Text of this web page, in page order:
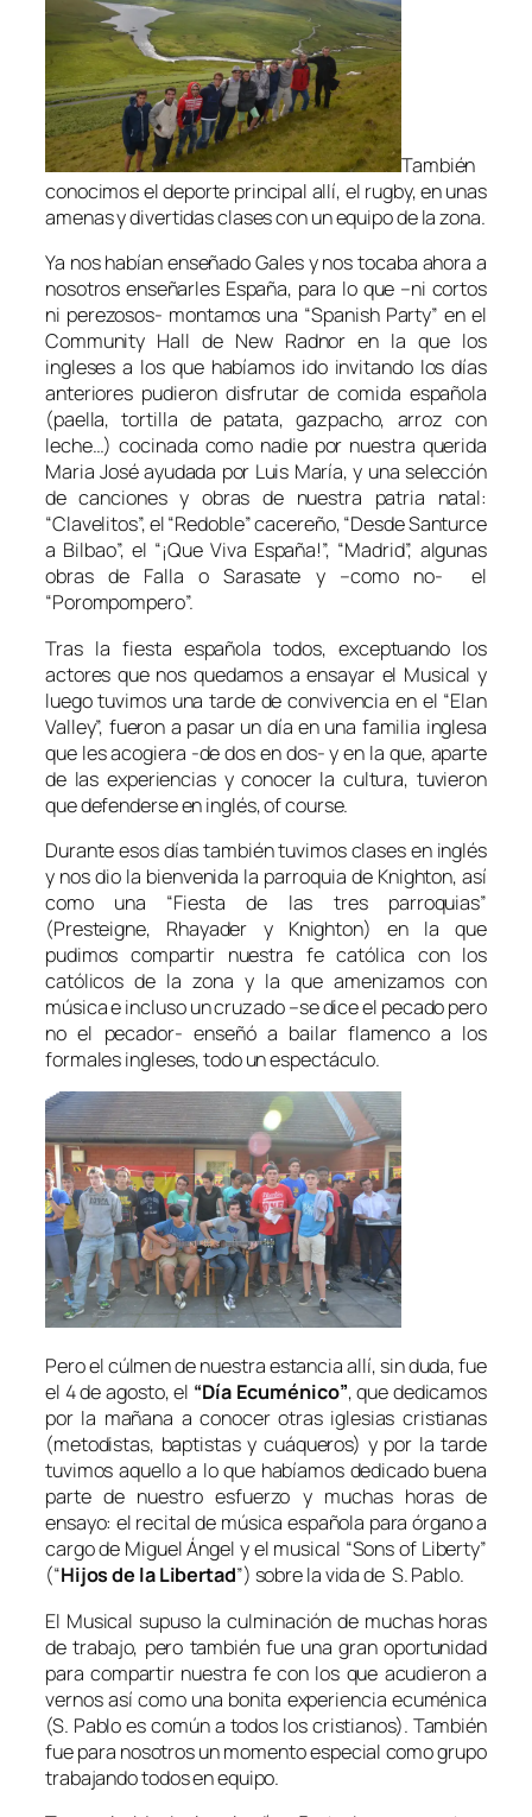
También
conocimos el deporte principal allí, el rugby, en unas
amenas y divertidas clases con un equipo de la zona.
Ya nos habían enseñado Gales y nos tocaba ahora a
nosotros enseñarles España, para lo que –ni cortos
ni perezosos- montamos una “Spanish Party” en el
Community Hall de New Radnor en la que los
ingleses a los que habíamos ido invitando los días
anteriores pudieron disfrutar de comida española
(paella, tortilla de patata, gazpacho, arroz con
leche…) cocinada como nadie por nuestra querida
Maria José ayudada por Luis María, y una selección
de canciones y obras de nuestra patria natal:
“Clavelitos”, el “Redoble” cacereño, “Desde Santurce
a Bilbao”, el “¡Que Viva España!”, “Madrid”, algunas
obras de Falla o Sarasate y –como no- el
“Porompompero”.
Tras la fiesta española todos, exceptuando los
actores que nos quedamos a ensayar el Musical y
luego tuvimos una tarde de convivencia en el “Elan
Valley”, fueron a pasar un día en una familia inglesa
que les acogiera -de dos en dos- y en la que, aparte
de las experiencias y conocer la cultura, tuvieron
que defenderse en inglés, of course.
Durante esos días también tuvimos clases en inglés
y nos dio la bienvenida la parroquia de Knighton, así
como una “Fiesta de las tres parroquias”
(Presteigne, Rhayader y Knighton) en la que
pudimos compartir nuestra fe católica con los
católicos de la zona y la que amenizamos con
música e incluso un cruzado –se dice el pecado pero
no el pecador- enseñó a bailar flamenco a los
formales ingleses, todo un espectáculo.
Pero el cúlmen de nuestra estancia allí, sin duda, fue
el 4 de agosto, el “Día Ecuménico”, que dedicamos
por la mañana a conocer otras iglesias cristianas
(metodistas, baptistas y cuáqueros) y por la tarde
tuvimos aquello a lo que habíamos dedicado buena
parte de nuestro esfuerzo y muchas horas de
ensayo: el recital de música española para órgano a
cargo de Miguel Ángel y el musical “Sons of Liberty”
(“Hijos de la Libertad”) sobre la vida de S. Pablo.
El Musical supuso la culminación de muchas horas
de trabajo, pero también fue una gran oportunidad
para compartir nuestra fe con los que acudieron a
vernos así como una bonita experiencia ecuménica
(S. Pablo es común a todos los cristianos). También
fue para nosotros un momento especial como grupo
trabajando todos en equipo.